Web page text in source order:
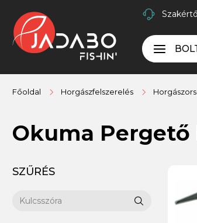
Főoldal Horgászfelszerelés
Okuma Pergető
SZŰRÉS